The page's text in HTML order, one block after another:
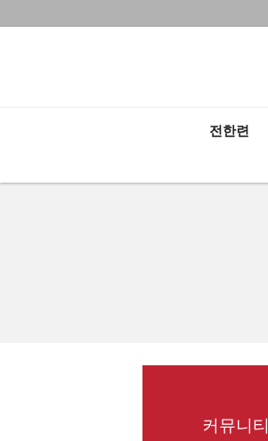
전한련
커뮤니티